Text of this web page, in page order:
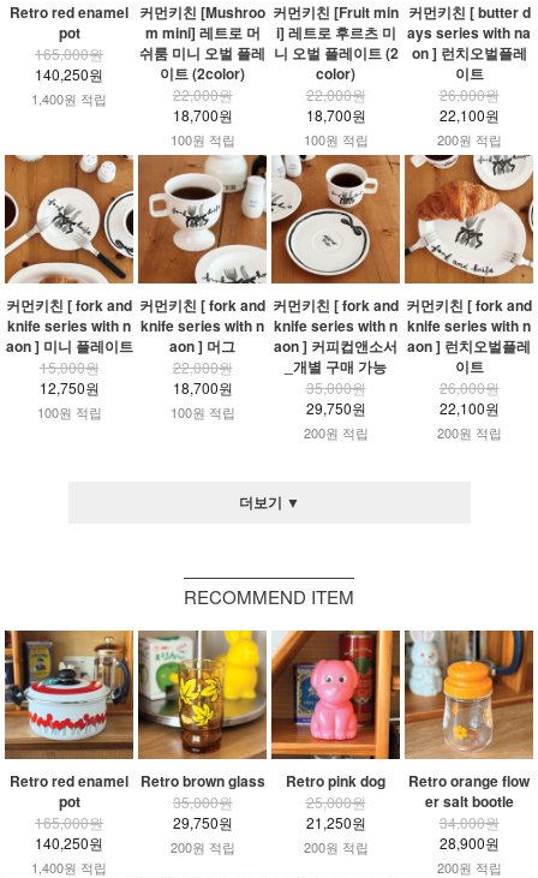
Retro red enamel
pot
165,000원
140,250원
1,400원 적립
커먼키친 [Mushroo
m mini] 레트로 머
쉬룸 미니 오벌 플레
이트 (2color)
22,000원
18,700원
100원 적립
커먼키친 [Fruit min
i] 레트로 후르츠 미
니 오벌 플레이트 (2
color)
22,000원
18,700원
100원 적립
커먼키친 [ butter d
ays series with na
on ] 런치오벌플레
이트
26,000원
22,100원
200원 적립
커먼키친 [ fork and
knife series with n
aon ] 미니 플레이트
15,000원
12,750원
100원 적립
커먼키친 [ fork and
knife series with n
aon ] 머그
22,000원
18,700원
100원 적립
커먼키친 [ fork and
knife series with n
aon ] 커피컵앤소서
_개별 구매 가능
35,000원
29,750원
200원 적립
커먼키친 [ fork and
knife series with n
aon ] 런치오벌플레
이트
26,000원
22,100원
200원 적립
더보기 ▼
RECOMMEND ITEM
Retro red enamel
pot
165,000원
140,250원
1,400원 적립
Retro brown glass
35,000원
29,750원
200원 적립
Retro pink dog
25,000원
21,250원
200원 적립
Retro orange flow
er salt bootle
34,000원
28,900원
200원 적립